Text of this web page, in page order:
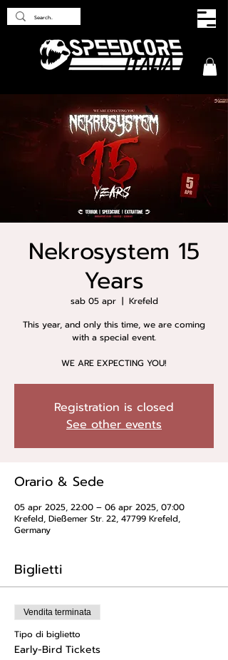
Nekrosystem 15
Years
sab 05 apr
  |
Krefeld
This year, and only this time, we are coming
with a special event.
WE ARE EXPECTING YOU!
Registration is closed
See other events
Orario & Sede
05 apr 2025, 22:00 – 06 apr 2025, 07:00
Krefeld, Dießemer Str. 22, 47799 Krefeld,
Germany
Biglietti
Vendita terminata
Tipo di biglietto
Early-Bird Tickets